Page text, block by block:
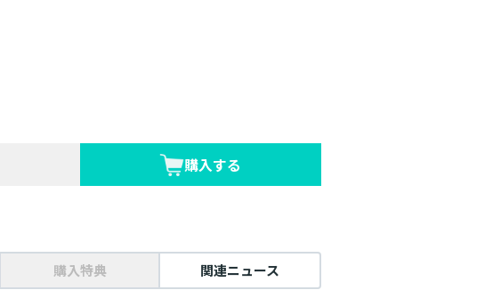
購入する
購入特典 関連ニュース